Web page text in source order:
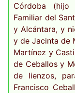
Córdoba
Familiar del
y Alcántara, y
y de Jacinta de
Martínez y
de Ceballos y
de lienzos,
Francisco